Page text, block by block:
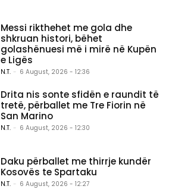
Messi rikthehet me gola dhe
shkruan histori, bëhet
golashënuesi më i mirë në Kupën
e Ligës
N.T. - 6 August, 2026 - 12:36
Drita nis sonte sfidën e raundit të
tretë, përballet me Tre Fiorin në
San Marino
N.T. - 6 August, 2026 - 12:30
Daku përballet me thirrje kundër
Kosovës te Spartaku
N.T. - 6 August, 2026 - 12:27